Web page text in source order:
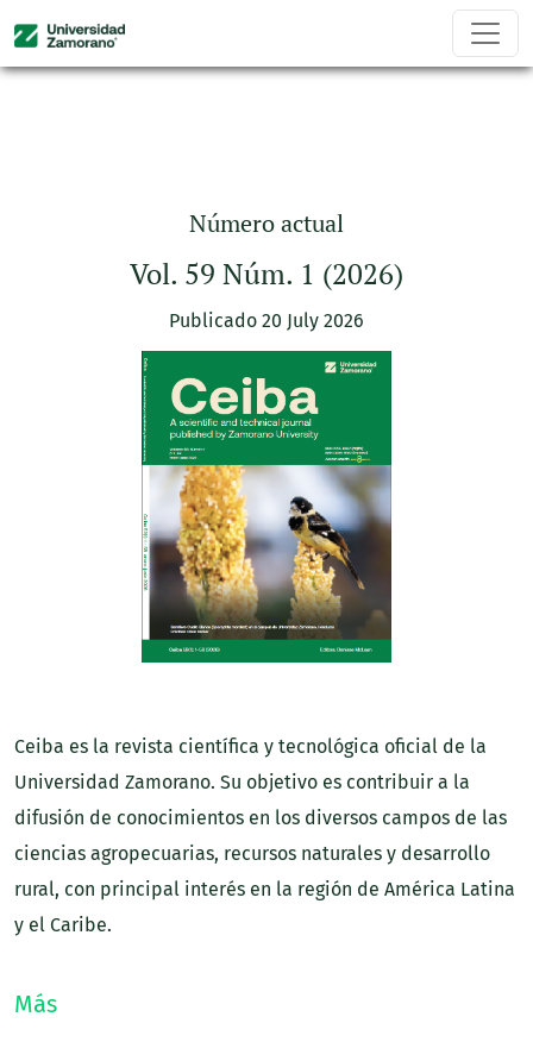
Ceiba
Número actual
Vol. 59 Núm. 1 (2026)
Publicado 20 July 2026
Ceiba es la revista científica y tecnológica oficial de la
Universidad Zamorano. Su objetivo es contribuir a la
difusión de conocimientos en los diversos campos de las
ciencias agropecuarias, recursos naturales y desarrollo
rural, con principal interés en la región de América Latina
y el Caribe.
Más